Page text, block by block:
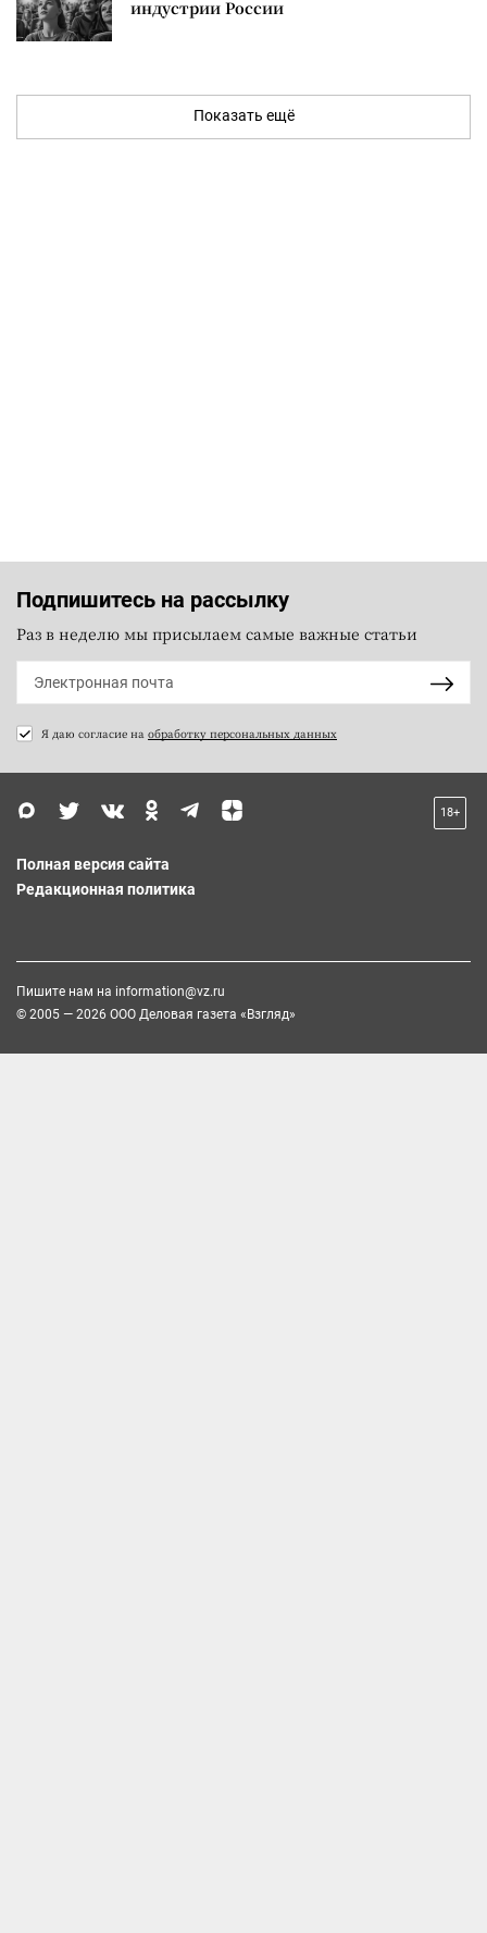
индустрии России
Показать ещё
Подпишитесь на рассылку
Раз в неделю мы присылаем самые важные статьи
Я даю согласие на обработку персональных данных
18+
Полная версия сайта
Редакционная политика
Пишите нам на information@vz.ru
© 2005 — 2026 ООО Деловая газета «Взгляд»